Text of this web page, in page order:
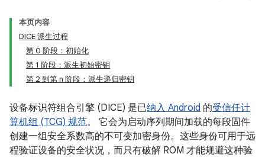
本页内容
DICE 派生过程
第 0 阶段：初始化
第 1 阶段：派生初始密钥
第 2 到第 n 阶段：派生递归密钥
设备标识符组合引擎 (DICE) 是已纳入 Android 的受信任计
算机组 (TCG) 规范。 它会为启动序列期间加载的每段固件
创建一组安全系数高的不可变加密身份。这些身份可用于远
程验证设备的安全状况，而只有破解 ROM 才能规避这种验